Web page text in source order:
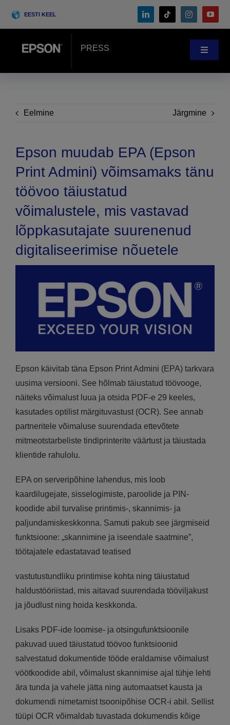
EESTI KEEL
PRESS
Toggle
Kliendilood
Sündmused
Search
Eelmine Järgmine
Epson muudab EPA (Epson
Print Admini) võimsamaks tänu
töövoo täiustatud
võimalustele, mis vastavad
lõppkasutajate suurenenud
digitaliseerimise nõuetele
Epson käivitab täna Epson Print Admini (EPA) tarkvara
uusima versiooni. See hõlmab täiustatud töövooge,
näiteks võimalust luua ja otsida PDF-e 29 keeles,
kasutades optilist märgituvastust (OCR). See annab
partneritele võimaluse suurendada ettevõtete
mitmeotstarbeliste tindiprinterite väärtust ja täiustada
klientide rahulolu.
EPA on serveripõhine lahendus, mis loob
kaardilugejate, sisselogimiste, paroolide ja PIN-
koodide abil turvalise printimis-, skannimis- ja
paljundamiskeskkonna. Samuti pakub see järgmiseid
funktsioone: „skannimine ja iseendale saatmine”,
töötajatele edastatavad teatised
vastutustundliku printimise kohta ning täiustatud
haldustööriistad, mis aitavad suurendada tööviljakust
ja jõudlust ning hoida keskkonda.
Lisaks PDF-ide loomise- ja otsingufunktsioonile
pakuvad uued täiustatud töövoo funktsioonid
salvestatud dokumentide tööde eraldamise võimalust
vöötkoodide abil, võimalust skannimise ajal tühje lehti
ära tunda ja vahele jätta ning automaatset kausta ja
dokumendi nimetamist tsoonipõhise OCR-i abil. Sellist
tüüpi OCR võimaldab tuvastada dokumendis kõige